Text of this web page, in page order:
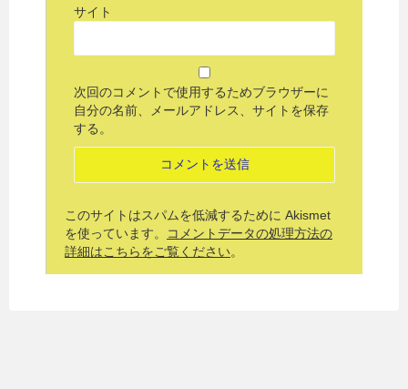
サイト
次回のコメントで使用するためブラウザーに
自分の名前、メールアドレス、サイトを保存
する。
このサイトはスパムを低減するために Akismet
を使っています。
コメントデータの処理方法の
詳細はこちらをご覧ください。